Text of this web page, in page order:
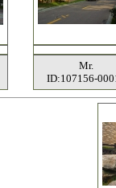
Mr.
ID:107156-